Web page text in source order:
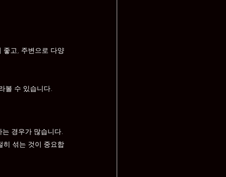
좋고, 주변으로 다양
볼 수 있습니다.
경우가 많습니다.
히 섞는 것이 중요합